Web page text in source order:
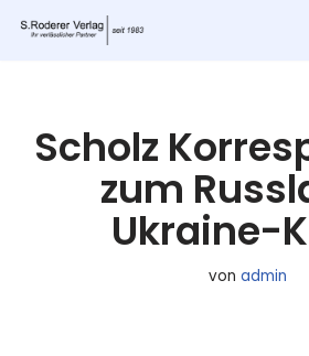
Scholz
zum
Ukraine-
von admin